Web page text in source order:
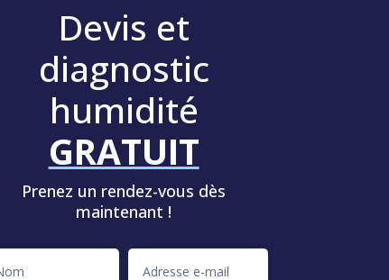
Devis et
diagnostic
humidité
GRATUIT
Prenez un rendez-vous dès
maintenant !